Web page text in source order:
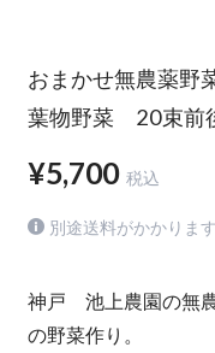
おまかせ無農薬
葉物野菜 20束前
¥5,700 税込
別途送料がかかります
神戸 池上農園の無
の野菜作り。